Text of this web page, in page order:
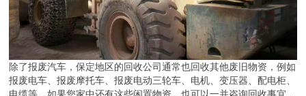
除了报废汽车，保定地区的回收公司通常也回收其他废旧物资，例如
报废电车、报废摩托车、报废电动三轮车、电机、变压器、配电柜、